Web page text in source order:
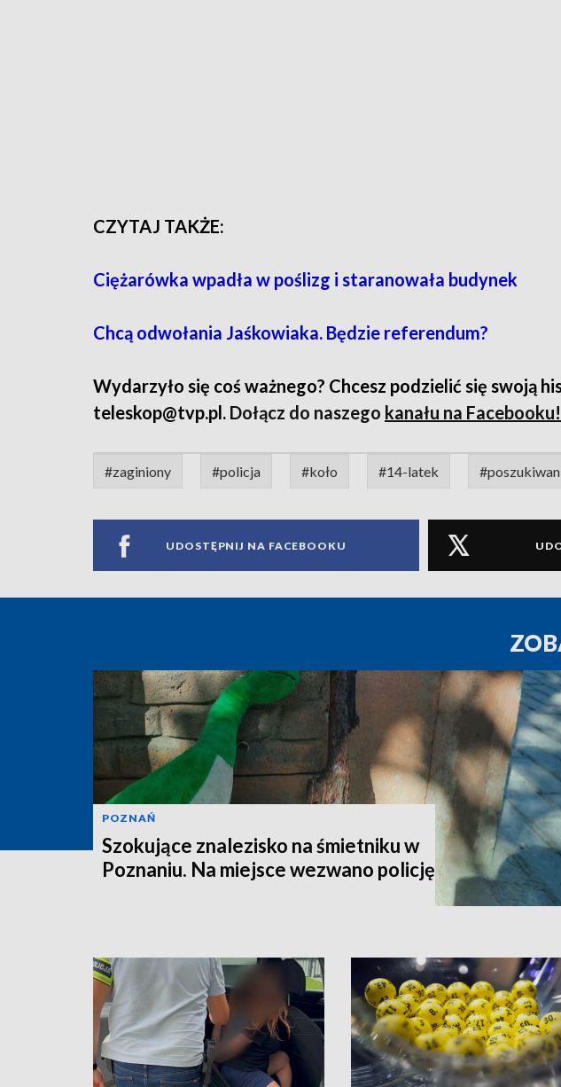
CZYTAJ TAKŻE:
Ciężarówka wpadła w poślizg i staranowała budynek
Chcą odwołania Jaśkowiaka. Będzie referendum?
Wydarzyło się coś ważnego? Chcesz podzielić się swoją
teleskop@tvp.pl. Dołącz do naszego kanału na Facebooku!
#zaginiony #policja #koło #14-latek
UDOSTĘPNIJ NA FACEBOOKU
POZNAŃ
Szokujące znalezisko na śmietniku w
Poznaniu. Na miejsce wezwano policję